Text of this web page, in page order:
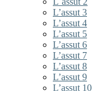
L’assut 3
L’assut 4
L’assut 5
L’assut 6
L’assut 7
L’assut 8
L’assut 9
L’assut 10